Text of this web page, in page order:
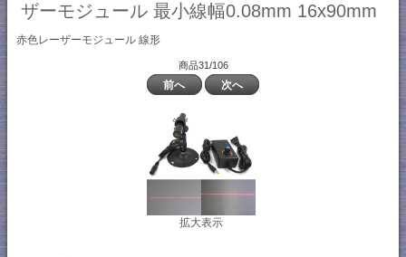
ザーモジュール 最小線幅0.08mm 16x90mm
赤色レーザーモジュール 線形
商品31/106
前へ 次へ
拡大表示